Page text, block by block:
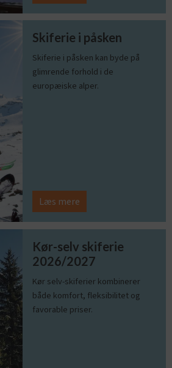
Skiferie i påsken
Skiferie i påsken kan byde på
glimrende forhold i de
europæiske alper.
Læs mere
Kør-selv skiferie
2026/2027
Kør selv-skiferier kombinerer
både komfort, fleksibilitet og
favorable priser.